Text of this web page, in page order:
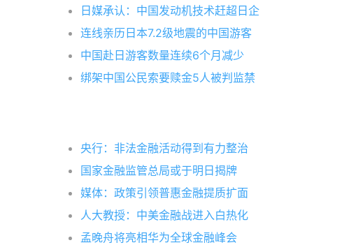
日媒承认：中国发动机技术赶超日企
连线亲历日本7.2级地震的中国游客
中国赴日游客数量连续6个月减少
绑架中国公民索要赎金5人被判监禁
央行：非法金融活动得到有力整治
国家金融监管总局或于明日揭牌
媒体：政策引领普惠金融提质扩面
人大教授：中美金融战进入白热化
孟晚舟将亮相华为全球金融峰会